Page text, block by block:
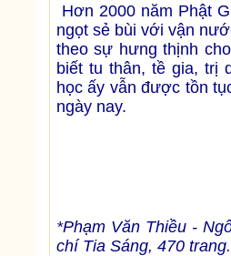
Hơn 2000 năm Phật
ngọt sẻ bùi với vận
theo sự hưng thịnh
biết tu thân, tề gia, trị
học ấy vẫn được tồn
ngày nay.
*Phạm Văn Thiều -
chí Tia Sáng, 470 trang.